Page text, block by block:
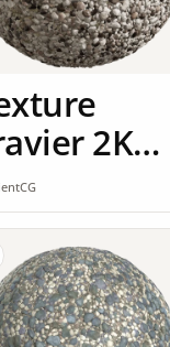
2K